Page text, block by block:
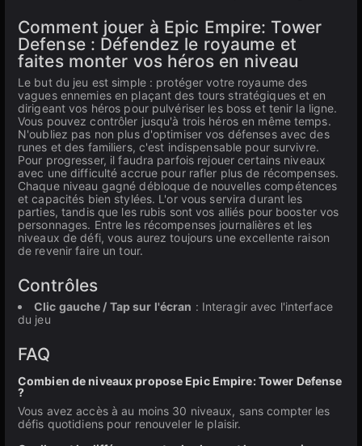
Comment jouer à Epic Empire: Tower
Defense : Défendez le royaume et
faites monter vos héros en niveau
Le but du jeu est simple : protéger votre royaume des
vagues ennemies en plaçant des tours stratégiques et en
dirigeant vos héros pour pulvériser les boss et tenir la ligne.
Vous pouvez contrôler jusqu'à trois héros en même temps.
N'oubliez pas non plus d'optimiser vos défenses avec des
runes et des familiers, c'est indispensable pour survivre.
Pour progresser, il faudra parfois rejouer certains niveaux
avec une difficulté accrue pour rafler plus de récompenses.
Chaque niveau gagné débloque de nouvelles compétences
et capacités bien stylées. L'or vous servira durant les
parties, tandis que les rubis sont vos alliés pour booster vos
personnages. Entre les récompenses journalières et les
niveaux de défi, vous aurez toujours une excellente raison
de revenir faire un tour.
Contrôles
Clic gauche / Tap sur l'écran : Interagir avec l'interface
du jeu
FAQ
Combien de niveaux propose Epic Empire: Tower Defense
?
Vous avez accès à au moins 30 niveaux, sans compter les
défis quotidiens pour renouveler le plaisir.